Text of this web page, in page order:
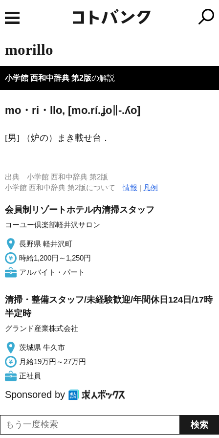
morillo
小学館 西和中辞典 第2版の解説
mo・ri・llo, [mo.rí.ʝo∥-.ʎo]
[男] （炉の）まき載せ台．
出典 小学館 西和中辞典 第2版
小学館 西和中辞典 第2版について情報 | 凡例
会員制リゾートホテル内清掃スタッフ
コーユー倶楽部軽井沢サロン
長野県 軽井沢町
時給1,200円～1,250円
アルバイト・パート
清掃・整備スタッフ/未経験歓迎/年間休日124日/17時
半定時
グランド産業株式会社
茨城県 牛久市
月給19万円～27万円
正社員
Sponsored by